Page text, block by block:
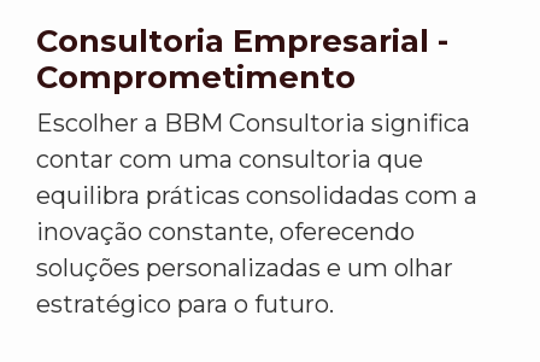
Consultoria Empresarial -
Comprometimento
Escolher a BBM Consultoria significa
contar com uma consultoria que
equilibra práticas consolidadas com a
inovação constante, oferecendo
soluções personalizadas e um olhar
estratégico para o futuro.